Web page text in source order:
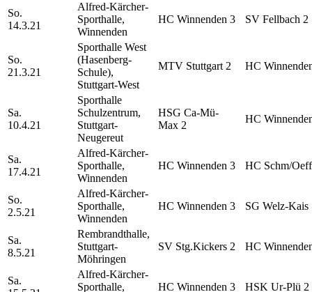
So.
14.3.21
Alfred-Kärcher-
Sporthalle,
Winnenden
HC Winnenden 3 SV Fellbach 2
So.
21.3.21
Sporthalle West
(Hasenberg-
Schule),
Stuttgart-West
MTV Stuttgart 2 HC
Sa.
10.4.21
Sporthalle
Schulzentrum,
Stuttgart-
Neugereut
HSG Ca-Mü-
Max 2
HC
Sa.
17.4.21
Alfred-Kärcher-
Sporthalle,
Winnenden
HC Winnenden 3 HC Schm/
So.
2.5.21
Alfred-Kärcher-
Sporthalle,
Winnenden
HC Winnenden 3 SG Welz-Kais
Sa.
8.5.21
Rembrandthalle,
Stuttgart-
Möhringen
SV Stg.Kickers 2 HC
Sa.
Alfred-Kärcher-
Sporthalle,
HC Winnenden 3 HSK Ur-Plü 2